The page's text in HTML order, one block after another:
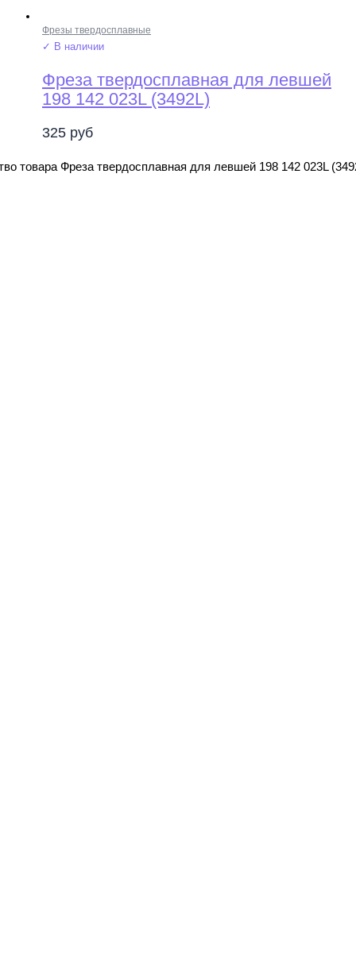
Фрезы твердосплавные
✓ В наличии
Фреза твердосплавная для левшей
198 142 023L (3492L)
325 руб
товара Фреза твердосплавная для левшей 198 142 023L